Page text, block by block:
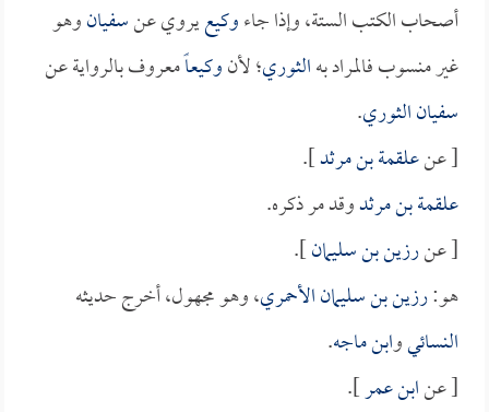
أصحاب الكتب الستة، وإذا جاءوكيعيروي عنسفيانوهو
غير منسوب فالمراد بهالثوري؛ لأنوكيعاًمعروف بالرواية عن
سفيان الثوري.
[ عنعلقمة بن مرثد].
علقمة بن مرثدوقد مر ذكره.
[ عنرزين بن سليمان].
هو:رزين بن سليمان الأحمري، وهو مجهول، أخرج حديثه
النسائيوابن ماجه.
[ عنابن عمر].